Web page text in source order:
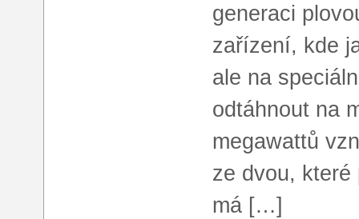
generaci
zařízení, kde
ale na
odtáhnout na
megawattů
ze dvou,
má […]